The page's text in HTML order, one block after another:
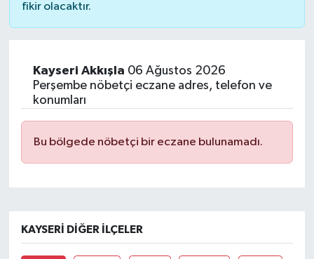
fikir olacaktır.
Kayseri Akkışla 06 Ağustos 2026
Perşembe nöbetçi eczane adres, telefon ve
konumları
Bu bölgede nöbetçi bir eczane bulunamadı.
KAYSERI DIĞER İLÇELER